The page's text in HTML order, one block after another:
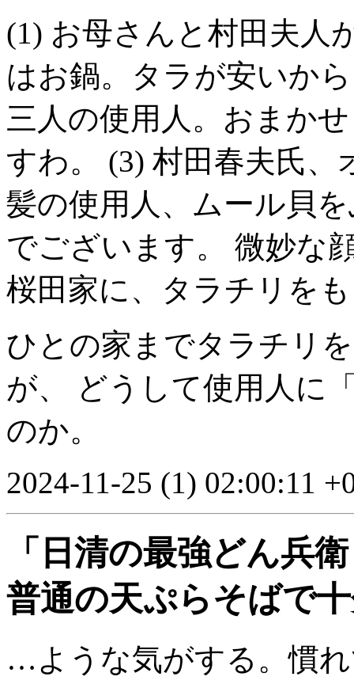
(1) お母さんと村田夫人
はお鍋。タラが安いか
三人の使用人。おまか
すわ。 (3) 村田春夫氏
髪の使用人、ムール貝
でございます。 微妙な
桜田家に、タラチリを
ひとの家までタラチリ
が、 どうして使用人に
のか。
2024-11-25 (1) 02:00:11
「日清の最強どん兵
普通の天ぷらそばで
…ような気がする。慣